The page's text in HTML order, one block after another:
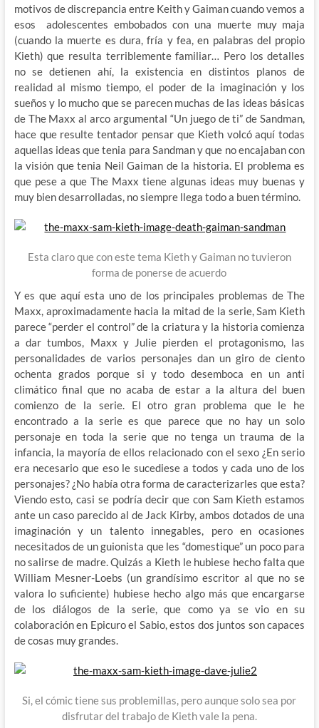
motivos de discrepancia entre Keith y Gaiman cuando vemos a
esos adolescentes embobados con una muerte muy maja
(cuando la muerte es dura, fría y fea, en palabras del propio
Kieth) que resulta terriblemente familiar… Pero los detalles
no se detienen ahí, la existencia en distintos planos de
realidad al mismo tiempo, el poder de la imaginación y los
sueños y lo mucho que se parecen muchas de las ideas básicas
de The Maxx al arco argumental “Un juego de ti” de Sandman,
hace que resulte tentador pensar que Kieth volcó aquí todas
aquellas ideas que tenia para Sandman y que no encajaban con
la visión que tenia Neil Gaiman de la historia. El problema es
que pese a que The Maxx tiene algunas ideas muy buenas y
muy bien desarrolladas, no siempre llega todo a buen término.
Esta claro que con este tema Kieth y Gaiman no tuvieron
forma de ponerse de acuerdo
Y es que aquí esta uno de los principales problemas de The
Maxx, aproximadamente hacia la mitad de la serie, Sam Kieth
parece “perder el control” de la criatura y la historia comienza
a dar tumbos, Maxx y Julie pierden el protagonismo, las
personalidades de varios personajes dan un giro de ciento
ochenta grados porque si y todo desemboca en un anti
climático final que no acaba de estar a la altura del buen
comienzo de la serie. El otro gran problema que le he
encontrado a la serie es que parece que no hay un solo
personaje en toda la serie que no tenga un trauma de la
infancia, la mayoría de ellos relacionado con el sexo ¿En serio
era necesario que eso le sucediese a todos y cada uno de los
personajes? ¿No había otra forma de caracterizarles que esta?
Viendo esto, casi se podría decir que con Sam Kieth estamos
ante un caso parecido al de Jack Kirby, ambos dotados de una
imaginación y un talento innegables, pero en ocasiones
necesitados de un guionista que les “domestique” un poco para
no salirse de madre. Quizás a Kieth le hubiese hecho falta que
William Mesner-Loebs (un grandísimo escritor al que no se
valora lo suficiente) hubiese hecho algo más que encargarse
de los diálogos de la serie, que como ya se vio en su
colaboración en Epicuro el Sabio, estos dos juntos son capaces
de cosas muy grandes.
Si, el cómic tiene sus problemillas, pero aunque solo sea por
disfrutar del trabajo de Kieth vale la pena.